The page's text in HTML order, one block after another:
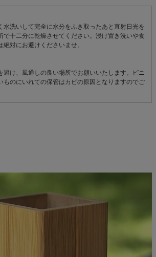
水洗いして完全に水分をふき取ったあと直射日光を
で十二分に乾燥させてください。浸け置き洗いや食
対にお避けくださいませ。
避け、風通しの良い場所でお願いいたします。ビニ
ものにいれての保管はカビの原因となりますのでご